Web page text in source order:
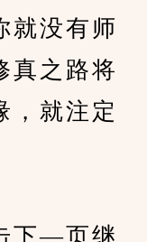
就没有师
真之路将
，就注定
—页继